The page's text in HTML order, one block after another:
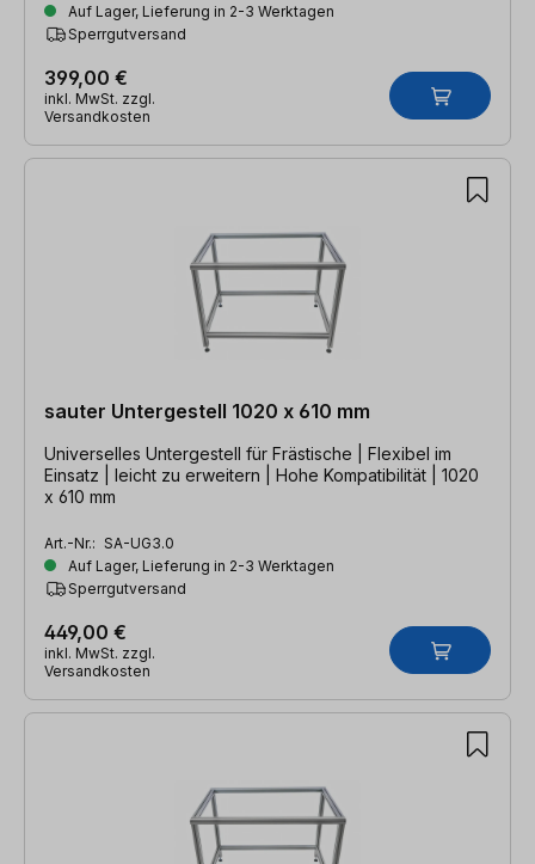
Auf Lager, Lieferung in 2-3 Werktagen
Sperrgutversand
399,00 €
inkl. MwSt. zzgl.
Versandkosten
sauter Untergestell 1020 x 610 mm
Universelles Untergestell für Frästische | Flexibel im
Einsatz | leicht zu erweitern | Hohe Kompatibilität | 1020
x 610 mm
Art.-Nr.: SA-UG3.0
Auf Lager, Lieferung in 2-3 Werktagen
Sperrgutversand
449,00 €
inkl. MwSt. zzgl.
Versandkosten